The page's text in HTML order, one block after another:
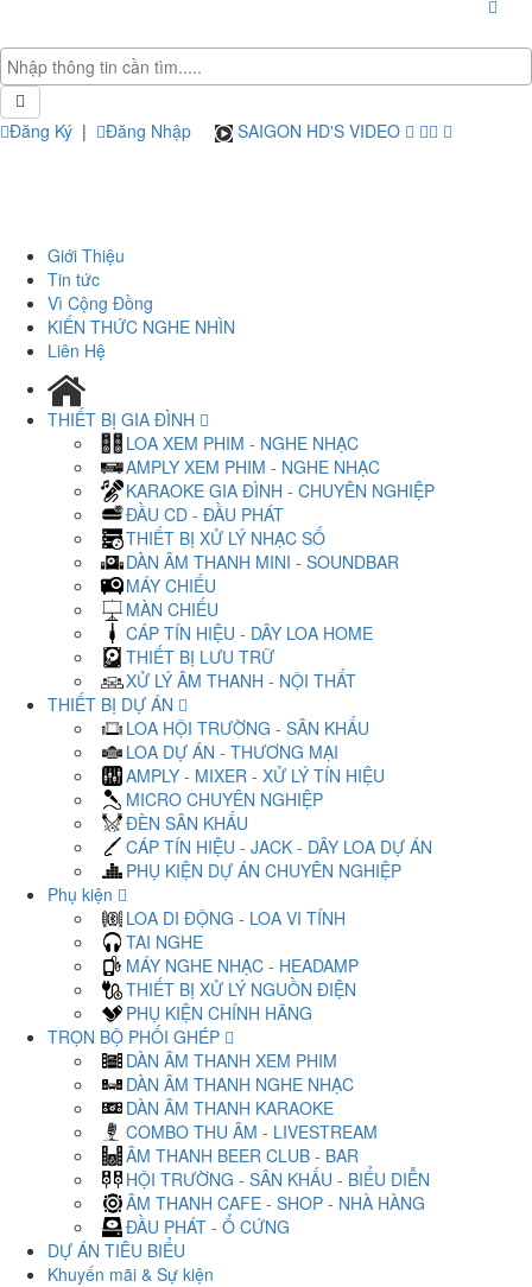
Đăng Ký | Đăng Nhập SAIGON HD'S VIDEO
Giới Thiệu
Tin tức
Vì Cộng Đồng
KIẾN THỨC NGHE NHÌN
Liên Hệ
THIẾT BỊ GIA ĐÌNH
LOA XEM PHIM - NGHE NHẠC
AMPLY XEM PHIM - NGHE NHẠC
KARAOKE GIA ĐÌNH - CHUYÊN NGHIỆP
ĐẦU CD - ĐẦU PHÁT
THIẾT BỊ XỬ LÝ NHẠC SỐ
DÀN ÂM THANH MINI - SOUNDBAR
MÁY CHIẾU
MÀN CHIẾU
CÁP TÍN HIỆU - DÂY LOA HOME
THIẾT BỊ LƯU TRỮ
XỬ LÝ ÂM THANH - NỘI THẤT
THIẾT BỊ DỰ ÁN
LOA HỘI TRƯỜNG - SÂN KHẤU
LOA DỰ ÁN - THƯƠNG MẠI
AMPLY - MIXER - XỬ LÝ TÍN HIỆU
MICRO CHUYÊN NGHIỆP
ĐÈN SÂN KHẤU
CÁP TÍN HIỆU - JACK - DÂY LOA DỰ ÁN
PHỤ KIỆN DỰ ÁN CHUYÊN NGHIỆP
Phụ kiện
LOA DI ĐỘNG - LOA VI TÍNH
TAI NGHE
MÁY NGHE NHẠC - HEADAMP
THIẾT BỊ XỬ LÝ NGUỒN ĐIỆN
PHỤ KIỆN CHÍNH HÃNG
TRỌN BỘ PHỐI GHÉP
DÀN ÂM THANH XEM PHIM
DÀN ÂM THANH NGHE NHẠC
DÀN ÂM THANH KARAOKE
COMBO THU ÂM - LIVESTREAM
ÂM THANH BEER CLUB - BAR
HỘI TRƯỜNG - SÂN KHẤU - BIỂU DIỄN
ÂM THANH CAFE - SHOP - NHÀ HÀNG
ĐẦU PHÁT - Ổ CỨNG
DỰ ÁN TIÊU BIỂU
Khuyến mãi & Sự kiện